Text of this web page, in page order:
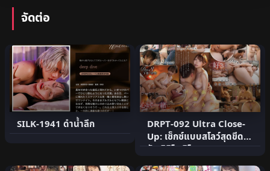
จัดต่อ
SILK-1941 ดำน้ำลึก
DRPT-092 Ultra Close-
Up: เซ็กซ์แบบสโลว์สุดขีด 5
วัน ชิชิโด ริโฮ สอ.